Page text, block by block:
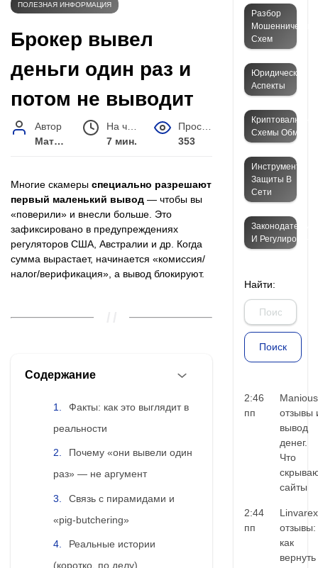
ПОЛЕЗНАЯ ИНФОРМАЦИЯ
Брокер вывел
деньги один раз и
потом не выводит
Автор
Матвей Иванов
7 мин.
353
Многие скамеры специально разрешают
первый маленький вывод — чтобы вы
«поверили» и внесли больше. Это
зафиксировано в предупреждениях
регуляторов США, Австралии и др. Когда
сумма вырастает, начинается «комиссия/
налог/верификация», а вывод блокируют.
Содержание
Факты: как это выглядит в
реальности
Почему «они вывели один
раз» — не аргумент
Связь с пирамидами и
«pig-butchering»
Реальные истории
(коротко, по делу)
Разбор
Мошеннических
Схем
Юридические
Аспекты
Схемы Обмана
Инструменты
Защиты В
Сети
И
Найти:
2:46
пп
Manious
отзывы
вывод
денег.
Что
сайты
2:44
пп
Linvarex
отзывы:
как
вернуть